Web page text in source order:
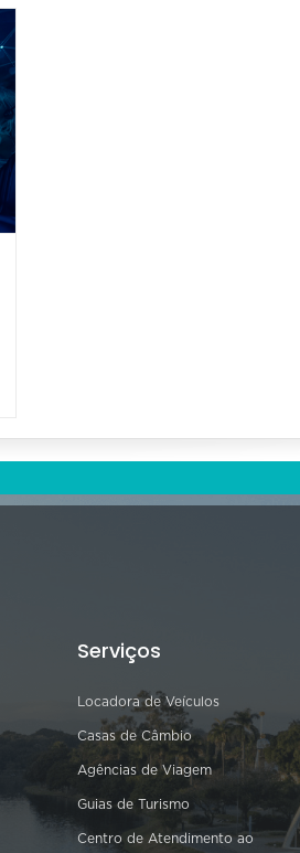
Serviços
Locadora de Veículos
Casas de Câmbio
Agências de Viagem
Guias de Turismo
Centro de Atendimento ao